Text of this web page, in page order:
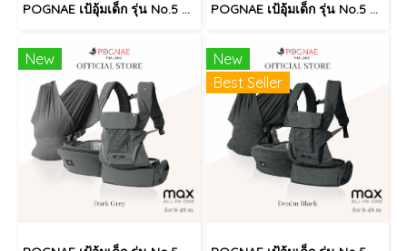
POGNAE เป้อุ้มเด็ก รุ่น No.5 Max - Denim Grey POGNAE เป้อุ้มเด็ก รุ่น No.5 Max - Denim Beige
New
New
Best Seller